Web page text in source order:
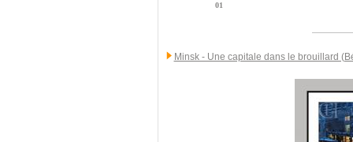
01
Minsk - Une capitale dans le brouillard